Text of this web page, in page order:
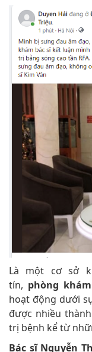
Là một cơ sở
tín, phòng
hoạt động dưới
được nhiều
trị bệnh kể từ
Bác sĩ Nguyễn